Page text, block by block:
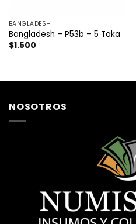
BANGLADESH
Bangladesh – P53b – 5 Taka
$1.500
NOSOTROS